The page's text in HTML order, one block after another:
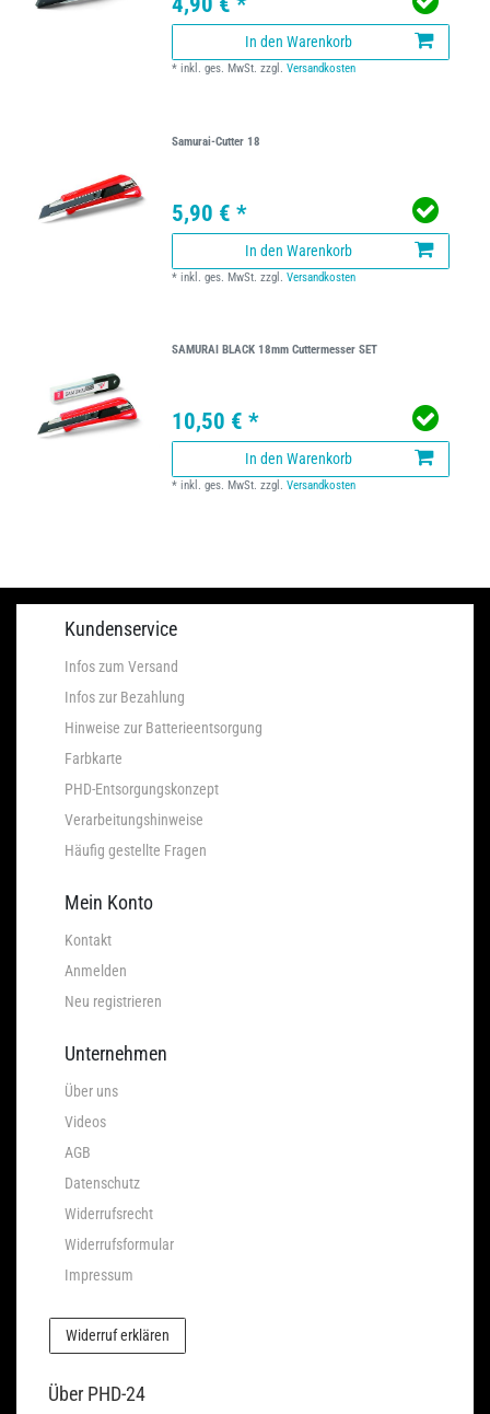
In den Warenkorb
*inkl. ges. MwSt. zzgl.Versandkosten
Samurai-Cutter 18
5,90 € *
In den Warenkorb
*inkl. ges. MwSt. zzgl.Versandkosten
SAMURAI BLACK 18mm Cuttermesser SET
10,50 € *
In den Warenkorb
*inkl. ges. MwSt. zzgl.Versandkosten
Kundenservice
Infos zum Versand
Infos zur Bezahlung
Hinweise zur Batterieentsorgung
Farbkarte
PHD-Entsorgungskonzept
Verarbeitungshinweise
Häufig gestellte Fragen
Mein Konto
Kontakt
Anmelden
Neu registrieren
Unternehmen
Über uns
Videos
AGB
Datenschutz
Widerrufsrecht
Widerrufsformular
Impressum
Widerruf erklären
Über PHD-24